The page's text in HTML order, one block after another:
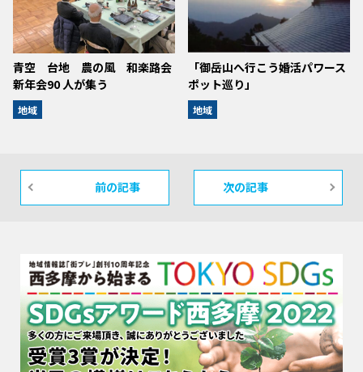
青空 台地 農の風 和楽路会
新年会90 人が集う
地域
「御岳山へ行こう婚活パワース
ポット巡り」
地域
前の記事 次の記事